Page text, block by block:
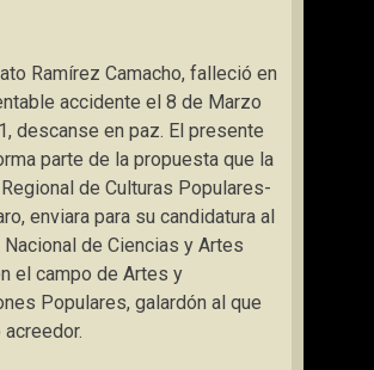
Ramírez Camacho, falleció en
accidente el 8 de Marzo
descanse en paz. El presente
parte de la propuesta que la
de Culturas Populares-
enviara para su candidatura al
de Ciencias y Artes
el campo de Artes y
Populares, galardón al que